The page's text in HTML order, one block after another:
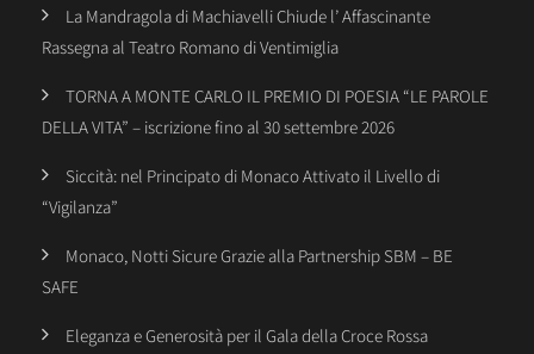
La Mandragola di Machiavelli Chiude l’ Affascinante
Rassegna al Teatro Romano di Ventimiglia
TORNA A MONTE CARLO IL PREMIO DI POESIA “LE PAROLE
DELLA VITA” – iscrizione fino al 30 settembre 2026
Siccità: nel Principato di Monaco Attivato il Livello di
“Vigilanza”
Monaco, Notti Sicure Grazie alla Partnership SBM – BE
SAFE
Eleganza e Generosità per il Gala della Croce Rossa